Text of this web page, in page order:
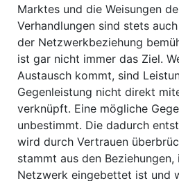
Marktes und die Weisungen
Verhandlungen sind stets
der Netzwerkbeziehung
ist gar nicht immer das Ziel.
Austausch kommt, sind
Gegenleistung nicht direkt
verknüpft. Eine mögliche
unbestimmt. Die dadurch
wird durch Vertrauen
stammt aus den Beziehungen,
Netzwerk eingebettet ist und